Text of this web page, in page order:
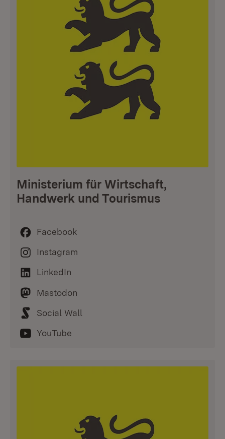
Ministerium für Wirtschaft,
Handwerk und Tourismus
Facebook
Instagram
LinkedIn
Mastodon
Social Wall
YouTube